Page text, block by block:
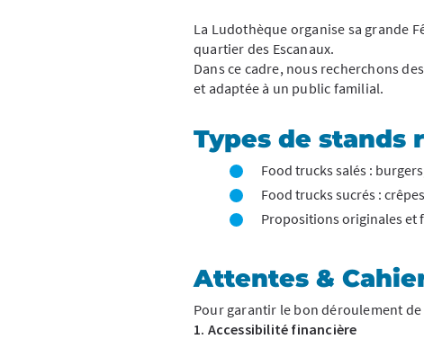
La Ludothèque organise sa grande
quartier des Escanaux.
Dans ce cadre, nous recherchons
et adaptée à un public familial.
Types de stands
Food trucks salés :
Food trucks sucrés :
Propositions originales et
Attentes &
Pour garantir le bon déroulement
1. Accessibilité financière